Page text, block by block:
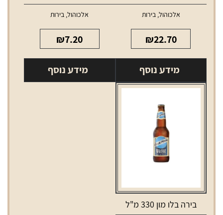
אלכוהול,בירות
₪22.70
מידע נוסף
אלכוהול, בירות
₪7.20
מידע נוסף
בירה בלו מון 330 מ"ל